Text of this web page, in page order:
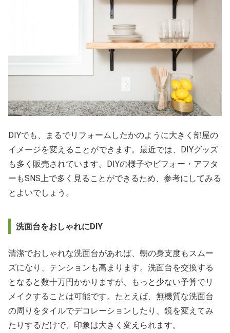
DIYでも、まるでリフォームしたかのように大きく部屋の
イメージを変えることができます。最近では、DIYグッズ
も多く販売されています。DIYの様子やビフォー・アフタ
ーもSNS上で多く見ることができるため、参考にしてみる
とよいでしょう。
洗面台をおしゃれにDIY
清潔でおしゃれな洗面台があれば、朝の身支度もスムー
ズになり、テンションも高まります。洗面台を交換する
となると数十万円かかりますが、もっと少ない予算でリ
メイクすることは可能です。たとえば、無機質な洗面台
の周りをタイルでデコレーションしたり、鏡を変えてみ
たりするだけで、印象は大きく変えられます。